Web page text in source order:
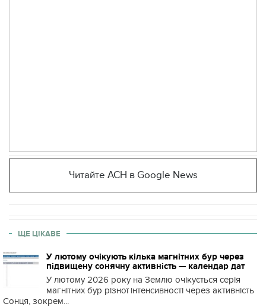
Читайте АСН в Google News
ЩЕ ЦІКАВЕ
У лютому очікують кілька магнітних бур через
підвищену сонячну активність — календар дат
У лютому 2026 року на Землю очікується серія
магнітних бур різної інтенсивності через активність
Сонця, зокрем...